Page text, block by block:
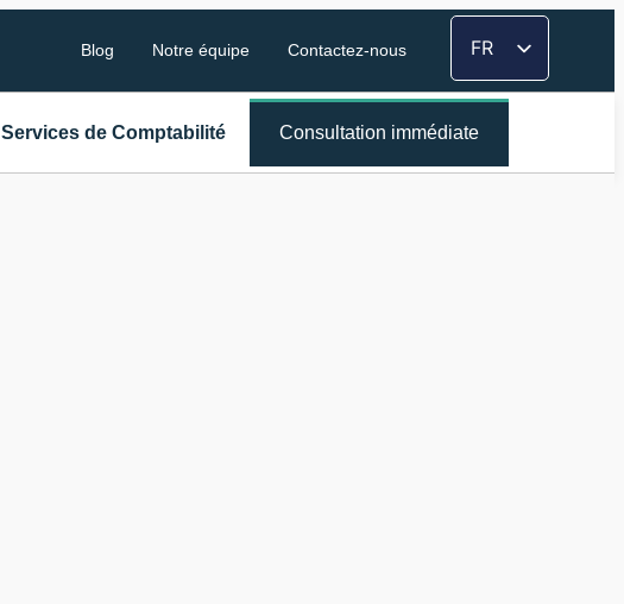
Blog Notre équipe Contactez-nous
FR
EN
TH
Services de Comptabilité Consultation immédiate